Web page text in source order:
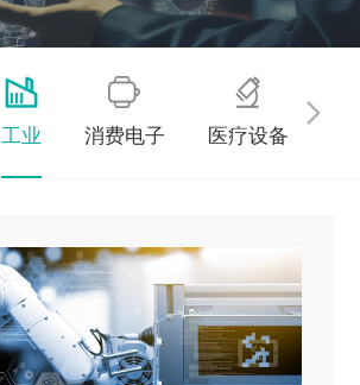
工业 消费电子 医疗设备